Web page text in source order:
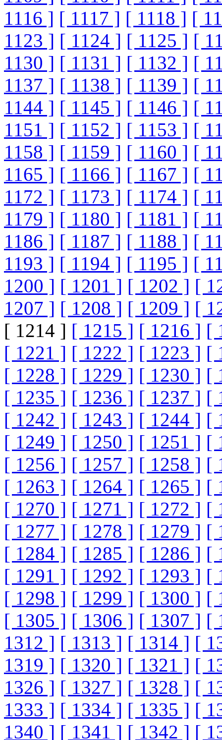
1116 ] [ 1117 ] [ 1118 ] [
1123 ] [ 1124 ] [ 1125 ] [
1130 ] [ 1131 ] [ 1132 ] [
1137 ] [ 1138 ] [ 1139 ] [
1144 ] [ 1145 ] [ 1146 ] [
1151 ] [ 1152 ] [ 1153 ] [
1158 ] [ 1159 ] [ 1160 ] [
1165 ] [ 1166 ] [ 1167 ] [
1172 ] [ 1173 ] [ 1174 ] [
1179 ] [ 1180 ] [ 1181 ] [
1186 ] [ 1187 ] [ 1188 ] [
1193 ] [ 1194 ] [ 1195 ] [
1200 ] [ 1201 ] [ 1202 ] [
1207 ] [ 1208 ] [ 1209 ] [
[ 1214 ] [ 1215 ] [ 1216 ] [
[ 1221 ] [ 1222 ] [ 1223 ] [
[ 1228 ] [ 1229 ] [ 1230 ] [
[ 1235 ] [ 1236 ] [ 1237 ] [
[ 1242 ] [ 1243 ] [ 1244 ] [
[ 1249 ] [ 1250 ] [ 1251 ] [
[ 1256 ] [ 1257 ] [ 1258 ] [
[ 1263 ] [ 1264 ] [ 1265 ] [
[ 1270 ] [ 1271 ] [ 1272 ] [
[ 1277 ] [ 1278 ] [ 1279 ] [
[ 1284 ] [ 1285 ] [ 1286 ] [
[ 1291 ] [ 1292 ] [ 1293 ] [
[ 1298 ] [ 1299 ] [ 1300 ] [
[ 1305 ] [ 1306 ] [ 1307 ] [
1312 ] [ 1313 ] [ 1314 ] [
1319 ] [ 1320 ] [ 1321 ] [
1326 ] [ 1327 ] [ 1328 ] [
1333 ] [ 1334 ] [ 1335 ] [
1340 ] [ 1341 ] [ 1342 ] [